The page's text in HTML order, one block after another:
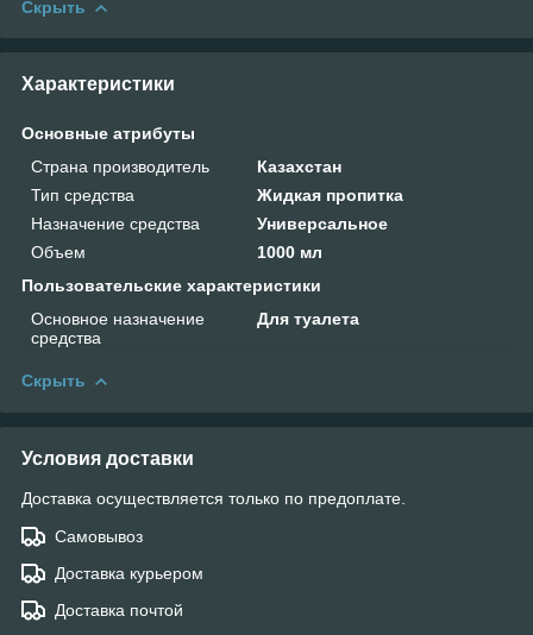
Скрыть
Характеристики
Основные атрибуты
Страна производитель
Казахстан
Тип средства
Жидкая пропитка
Назначение средства
Универсальное
Объем
1000 мл
Пользовательские характеристики
Основное назначение
средства
Для туалета
Скрыть
Условия доставки
Доставка осуществляется только по предоплате.
Самовывоз
Доставка курьером
Доставка почтой